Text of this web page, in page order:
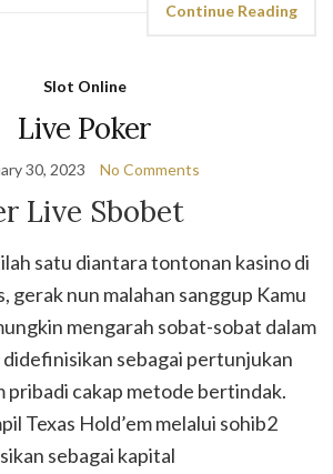
Continue Reading
Slot Online
Live Poker
30, 2023 No Comments
Live Sbobet
satu diantara tontonan kasino di
nun malahan sanggup Kamu
mengarah sobat-sobat dalam
sebagai pertunjukan
pribadi cakap metode bertindak.
Texas Hold’em melalui sohib2
sebagai kapital